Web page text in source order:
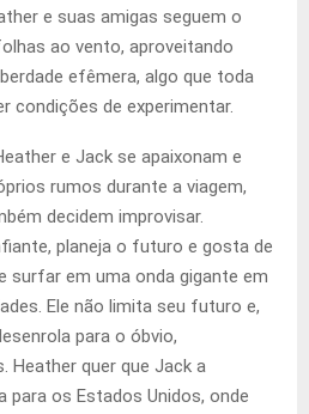
e suas amigas seguem o
ao vento, aproveitando
efêmera, algo que toda
condições de experimentar.
e Jack se apaixonam e
rumos durante a viagem,
decidem improvisar.
planeja o futuro e gosta de
surfar em uma onda gigante em
Ele não limita seu futuro e,
para o óbvio,
Heather quer que Jack a
para os Estados Unidos, onde